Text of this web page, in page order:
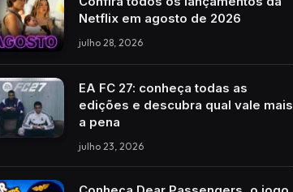
Netflix em agosto de 2026
julho 28, 2026
EA FC 27: conheça todas as
edições e descubra qual vale mais
a pena
julho 23, 2026